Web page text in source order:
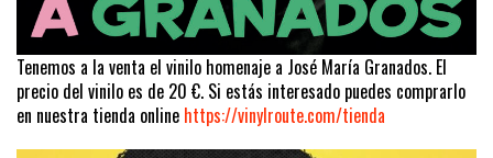
Tenemos a la venta el vinilo homenaje a José María Granados. El
precio del vinilo es de 20 €. Si estás interesado puedes comprarlo
en nuestra tienda online https://vinylroute.com/tienda